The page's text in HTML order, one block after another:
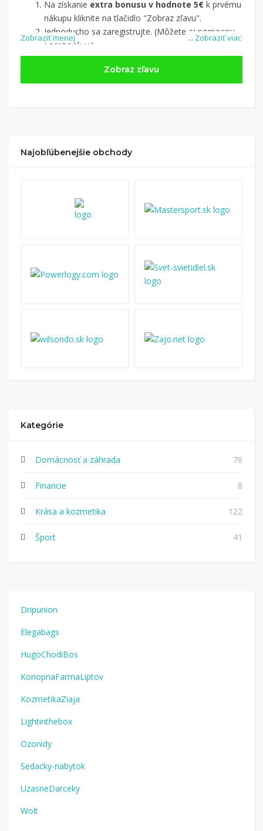
... Zobraziť viac
Na získanie extra bonusu v hodnote 5€ k prvému
nákupu kliknite na tlačidlo "Zobraz zľavu".
Jednoducho sa zaregistrujte. (Môžete aj pomocou
Facebook-u.)
Jednoducho sinájdite obchod, pomocou služby
(v ponuke je cca 1 500 obchodov).
Kliknite na tlačidlo „Nakupovať“.(Následne
nákupu, si tieto peniaze môžete dať hneď vyplatiť
Zobraziť menej
Zobraz zľavu
Najobľúbenejšie obchody
Kategórie
Domácnosť a záhrada 76
Financie 8
Krása a kozmetika 122
Šport 41
Dripunion
Elegabags
HugoChodiBos
KonopnaFarmaLiptov
KozmetikaZiaja
Lightinthebox
Ozonidy
Sedacky-nabytok
UzasneDarceky
Wolt